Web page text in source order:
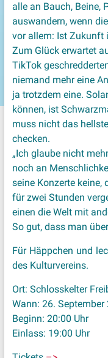
alle an Bauch, Beine,
auswandern, wenn
vor allem: Ist Zukunft
Zum Glück erwartet
TikTok
niemand mehr eine
ja trotzdem eine.
können, ist
muss nicht das
checken.
„Ich glaube nicht
noch an
seine Konzerte keine,
für zwei Stunden
einen die Welt mit
So gut, dass man
Für Häppchen und
des Kulturvereins.
Ort: Schlosskelter
Wann: 26. September
Beginn: 20:00 Uhr
Einlass: 19:00 Uhr